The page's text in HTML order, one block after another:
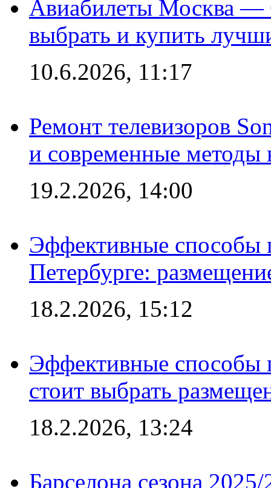
Авиабилеты Москва —
выбрать и купить
10.6.2026, 11:17
Ремонт телевизоров
и современные методы
19.2.2026, 14:00
Эффективные способы
Петербурге:
18.2.2026, 15:12
Эффективные способы
стоит выбрать
18.2.2026, 13:24
Барселона сезона